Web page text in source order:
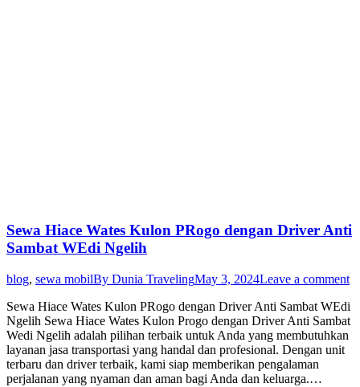
Sewa Hiace Wates Kulon PRogo dengan Driver Anti
Sambat WEdi Ngelih
blog, sewa mobilBy Dunia TravelingMay 3, 2024Leave a comment
Sewa Hiace Wates Kulon PRogo dengan Driver Anti Sambat WEdi
Ngelih Sewa Hiace Wates Kulon Progo dengan Driver Anti Sambat
Wedi Ngelih adalah pilihan terbaik untuk Anda yang membutuhkan
layanan jasa transportasi yang handal dan profesional. Dengan unit
terbaru dan driver terbaik, kami siap memberikan pengalaman
perjalanan yang nyaman dan aman bagi Anda dan keluarga.…